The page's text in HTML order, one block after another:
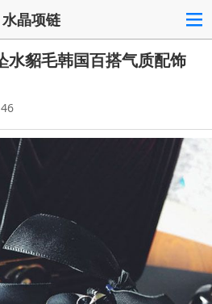
水晶项链
水貂毛韩国百搭气质配饰